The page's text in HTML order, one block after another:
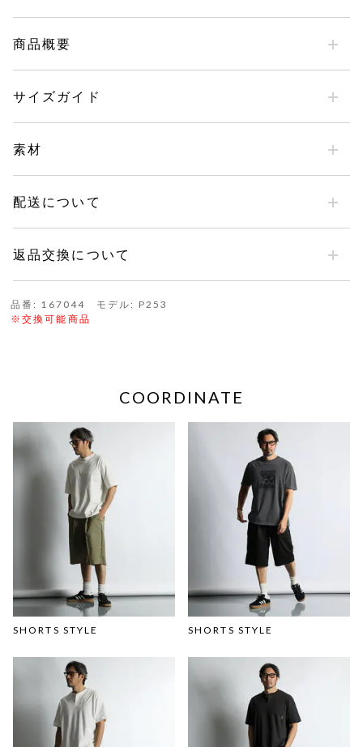
商品概要
サイズガイド
素材
配送について
返品交換について
品番: 167044 モデル: P253
※交換可能商品
COORDINATE
SHORTS STYLE SHORTS STYLE